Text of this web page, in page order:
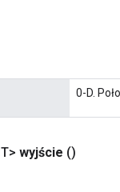
0-D.
wyjście ()